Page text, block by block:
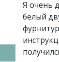
Я очень
белый